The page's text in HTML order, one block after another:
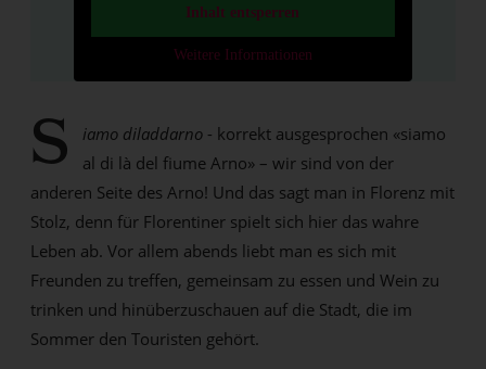
Inhalt entsperren
Weitere Informationen
S iamo diladdarno - korrekt ausgesprochen «siamo
al di là del fiume Arno» – wir sind von der
anderen Seite des Arno! Und das sagt man in Florenz mit
Stolz, denn für Florentiner spielt sich hier das wahre
Leben ab. Vor allem abends liebt man es sich mit
Freunden zu treffen, gemeinsam zu essen und Wein zu
trinken und hinüberzuschauen auf die Stadt, die im
Sommer den Touristen gehört.